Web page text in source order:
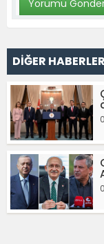
DİĞER HABERLER